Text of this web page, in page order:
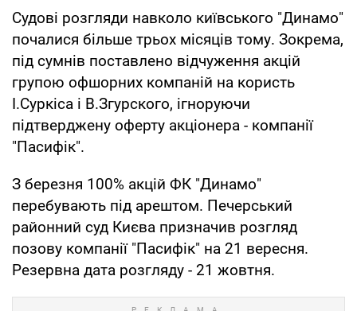
Судові розгляди навколо київського "Динамо"
почалися більше трьох місяців тому. Зокрема,
під сумнів поставлено відчуження акцій
групою офшорних компаній на користь
І.Суркіса і В.Згурского, ігноруючи
підтверджену оферту акціонера - компанії
"Пасифік".
З березня 100% акцій ФК "Динамо"
перебувають під арештом. Печерський
районний суд Києва призначив розгляд
позову компанії "Пасифік" на 21 вересня.
Резервна дата розгляду - 21 жовтня.